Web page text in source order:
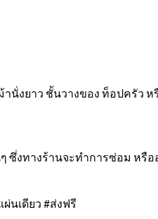
นั่งยาว ชั้นวางของ ท็อปครัว
ซึ่งทางร้านจะทำการซ่อม หรื
นเดียว #ส่งฟรี